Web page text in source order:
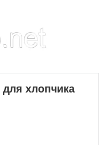
хлопчика